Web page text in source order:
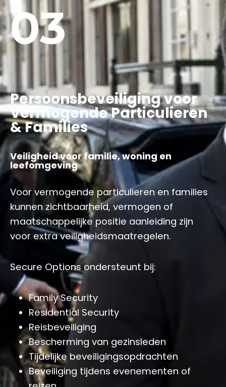
03
Persoonsbeveiliging voor
Vermogende Particulieren
& Families
Veiligheid voor familie, woning en
leefomgeving
Voor vermogende particulieren en families
kunnen zichtbaarheid, vermogen of
maatschappelijke positie aanleiding zijn
voor extra veiligheidsmaatregelen.
Secure Options ondersteunt bij:
Family Security
Residential Security
Reisbeveiliging
Bescherming van gezinsleden
Tijdelijke beveiligingsopdrachten
Beveiliging tijdens evenementen of